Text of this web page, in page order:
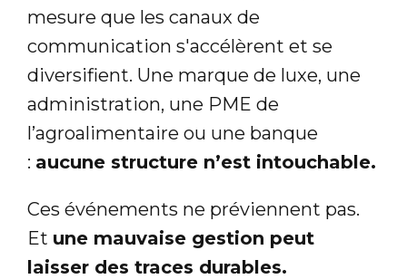
mesure que les canaux de
communication s'accélèrent et se
diversifient. Une marque de luxe, une
administration, une PME de
l’agroalimentaire ou une banque
: aucune structure n’est intouchable.
Ces événements ne préviennent pas.
Et une mauvaise gestion peut
laisser des traces durables.